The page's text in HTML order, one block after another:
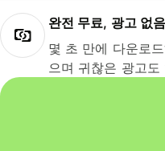
완전 무료, 광고 없음
몇 초 만에 다운로
으며 귀찮은 광고도